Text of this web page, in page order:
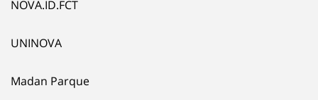
NOVA.ID.FCT
UNINOVA
Madan Parque